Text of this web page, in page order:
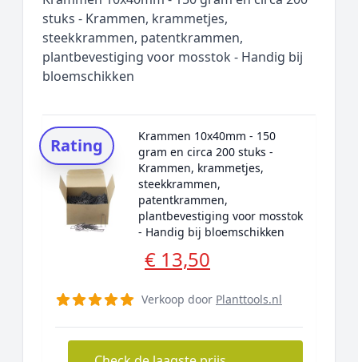
stuks - Krammen, krammetjes,
steekkrammen, patentkrammen,
plantbevestiging voor mosstok - Handig bij
bloemschikken
Rating
Krammen 10x40mm - 150
gram en circa 200 stuks -
Krammen, krammetjes,
steekkrammen,
patentkrammen,
plantbevestiging voor mosstok
- Handig bij bloemschikken
€ 13,50
Verkoop door Planttools.nl